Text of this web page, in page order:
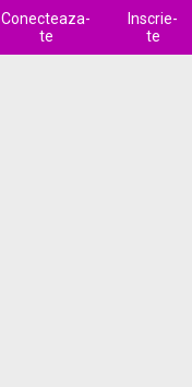
Conecteaza-
te
Inscrie-
te